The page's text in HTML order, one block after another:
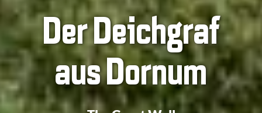
Der Deichgraf
aus Dornum